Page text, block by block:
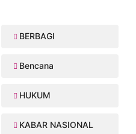
BERBAGI
Bencana
HUKUM
KABAR NASIONAL